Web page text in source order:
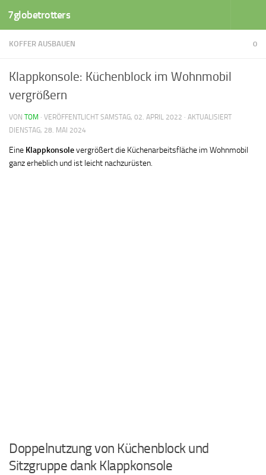
Zum Inhalt springen
7globetrotters
KOFFER AUSBAUEN 0
Klappkonsole: Küchenblock im Wohnmobil
vergrößern
VON TOM · VERÖFFENTLICHT SAMSTAG, 02. APRIL 2022 · AKTUALISIERT
DIENSTAG, 28. MAI 2024
Eine Klappkonsolevergrößert die Küchenarbeitsfläche im Wohnmobil
ganz erheblich und ist leicht nachzurüsten.
Doppelnutzung von Küchenblock und
Sitzgruppe dank Klappkonsole